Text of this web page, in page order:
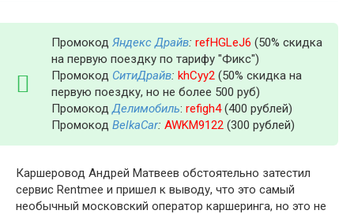
Промокод Яндекс Драйв: refHGLeJ6 (50% скидка
на первую поездку по тарифу "Фикс")
Промокод СитиДрайв: khCyy2 (50% скидка на
первую поездку, но не более 500 руб)
ПромокодДелимобиль: refigh4(400 рублей)
Промокод BelkaCar: AWKM9122 (300 рублей)
Каршеровод Андрей Матвеев обстоятельно затестил
сервис Rentmee и пришел к выводу, что это самый
необычный московский оператор каршеринга, но это не